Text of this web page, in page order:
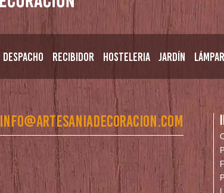
Despacho Recibidor Hosteleria Jardín
info@artesaniadecoracion.com